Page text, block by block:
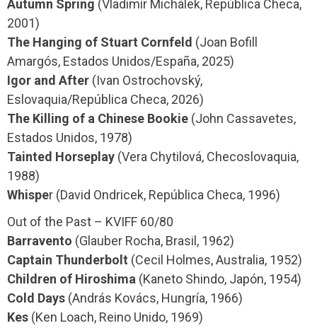
Autumn Spring (Vladimír Michálek, República Checa,
2001)
The Hanging of Stuart Cornfeld (Joan Bofill
Amargós, Estados Unidos/España, 2025)
Igor and After (Ivan Ostrochovský,
Eslovaquia/República Checa, 2026)
The Killing of a Chinese Bookie (John Cassavetes,
Estados Unidos, 1978)
Tainted Horseplay (Vera Chytilová, Checoslovaquia,
1988)
Whisper (David Ondricek, República Checa, 1996)
Out of the Past – KVIFF 60/80
Barravento (Glauber Rocha, Brasil, 1962)
Captain Thunderbolt (Cecil Holmes, Australia, 1952)
Children of Hiroshima (Kaneto Shindo, Japón, 1954)
Cold Days (András Kovács, Hungría, 1966)
Kes (Ken Loach, Reino Unido, 1969)